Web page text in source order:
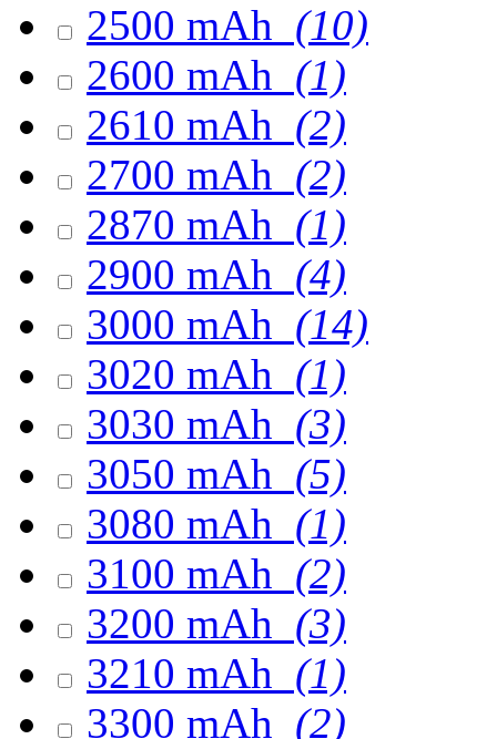
2500 mAh (10)
2600 mAh (1)
2610 mAh (2)
2700 mAh (2)
2870 mAh (1)
2900 mAh (4)
3000 mAh (14)
3020 mAh (1)
3030 mAh (3)
3050 mAh (5)
3080 mAh (1)
3100 mAh (2)
3200 mAh (3)
3210 mAh (1)
3300 mAh (2)